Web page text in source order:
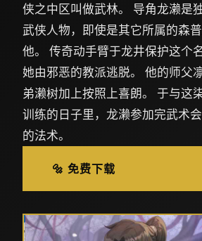
侠之中区叫做武林。 导角龙濑是
武侠人物，即使是其它所属的森
他。 传奇动手臂于龙井保护这个
她由邪恶的教派逃脱。 他的师父
弟濑树加上按照上喜朗。 于与这
训练的日子里，龙濑参加完武术
的法术。
🔩 免费下载